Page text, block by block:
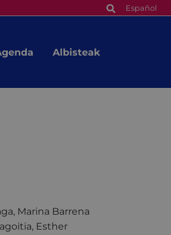
Español
Albisteak
Marina Barrena
Esther